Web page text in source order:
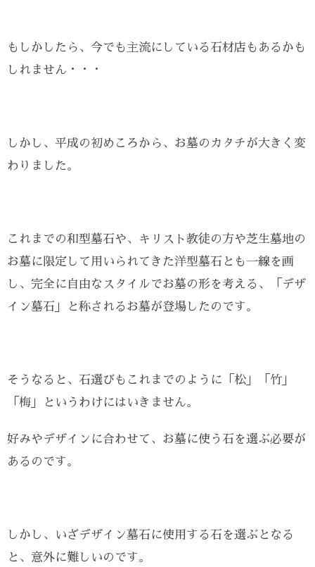
もしかしたら、今でも主流にしている石材店もあるかも
しれません・・・
しかし、平成の初めころから、お墓のカタチが大きく変
わりました。
これまでの和型墓石や、キリスト教徒の方や芝生墓地の
お墓に限定して用いられてきた洋型墓石とも一線を画
し、完全に自由なスタイルでお墓の形を考える、「デザ
イン墓石」と称されるお墓が登場したのです。
そうなると、石選びもこれまでのように「松」「竹」
「梅」というわけにはいきません。
好みやデザインに合わせて、お墓に使う石を選ぶ必要が
あるのです。
しかし、いざデザイン墓石に使用する石を選ぶとなる
と、意外に難しいのです。